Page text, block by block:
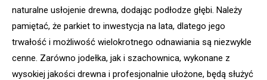
naturalne usłojenie drewna, dodając podłodze głębi. Należy
pamiętać, że parkiet to inwestycja na lata, dlatego jego
trwałość i możliwość wielokrotnego odnawiania są niezwykle
cenne. Zarówno jodełka, jak i szachownica, wykonane z
wysokiej jakości drewna i profesjonalnie ułożone, będą służyć